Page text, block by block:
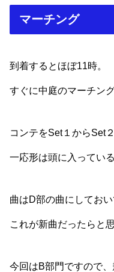
マーチング
到着するとほぼ11時。
すぐに中庭のマーチン
コンテをSet１からSet
一応形は頭に入ってい
曲はD部の曲にしておい
これが新曲だったらと
今回はB部門ですので、